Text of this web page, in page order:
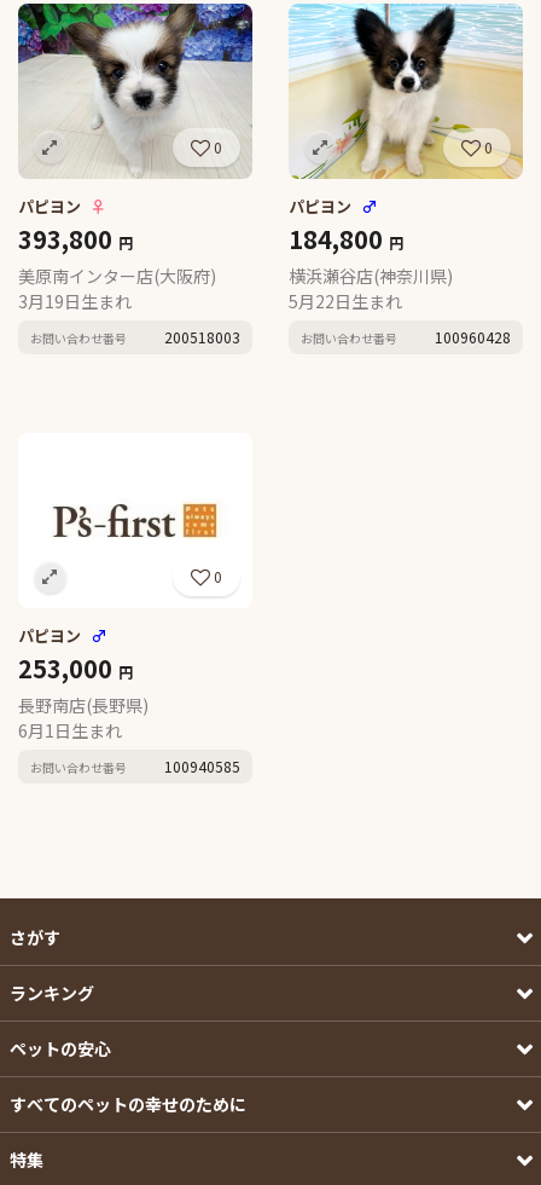
0
パピヨン ♀
393,800 円
美原南インター店(大阪府)
3月19日生まれ
お問い合わせ番号 200518003
0
パピヨン ♂
184,800 円
横浜瀬谷店(神奈川県)
5月22日生まれ
お問い合わせ番号 100960428
0
パピヨン ♂
253,000 円
長野南店(長野県)
6月1日生まれ
お問い合わせ番号 100940585
さがす
ランキング
ペットの安心
すべてのペットの幸せのために
特集